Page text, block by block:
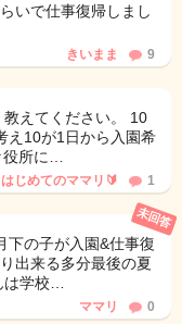
いで仕事復帰しまし
きいまま 9
えてください。 10
え10が1日から入園希
所に…
はじめてのママリ🔰 1
下の子が入園&仕事復
出来る多分最後の夏
学校…
未回答
ママリ 0